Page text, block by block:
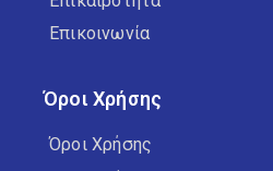
Επικοινωνία
Όροι Χρήσης
Όροι Χρήσης